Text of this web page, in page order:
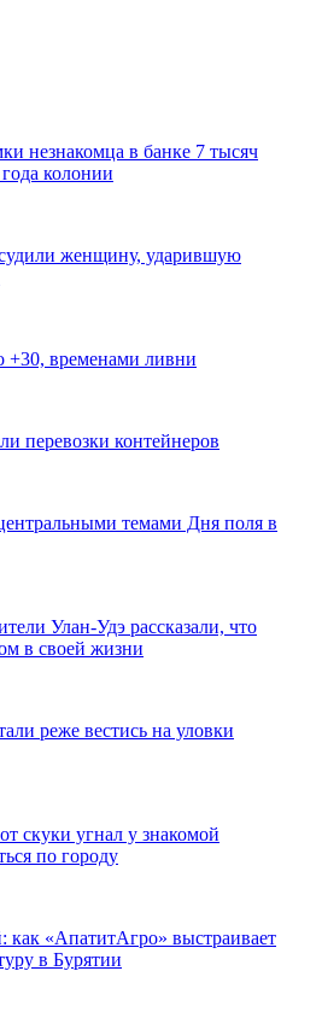
незнакомца в банке 7 тысяч
колонии
женщину, ударившую
+30, временами ливни
перевозки контейнеров
темами Дня поля в
Улан-Удэ рассказали, что
в своей жизни
реже вестись на уловки
скуки угнал у знакомой
по городу
как «АпатитАгро» выстраивает
в Бурятии